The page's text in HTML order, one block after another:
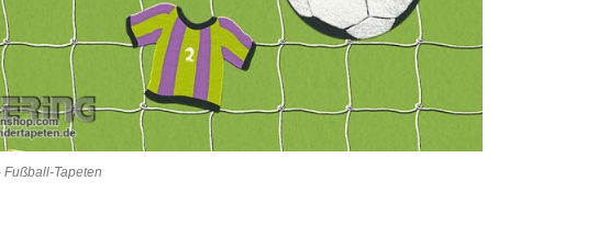
Fußball-Tapeten